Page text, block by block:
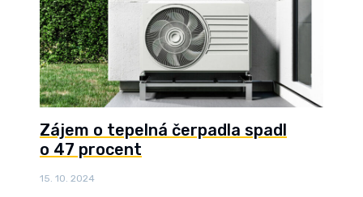
Zájem o tepelná čerpadla spadl
o 47 procent
15. 10. 2024